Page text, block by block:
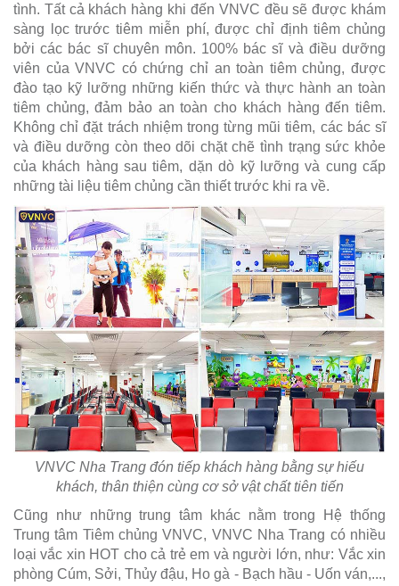
tình. Tất cả khách hàng khi đến VNVC đều sẽ được khám
sàng lọc trước tiêm miễn phí, được chỉ định tiêm chủng
bởi các bác sĩ chuyên môn. 100% bác sĩ và điều dưỡng
viên của VNVC có chứng chỉ an toàn tiêm chủng, được
đào tạo kỹ lưỡng những kiến thức và thực hành an toàn
tiêm chủng, đảm bảo an toàn cho khách hàng đến tiêm.
Không chỉ đặt trách nhiệm trong từng mũi tiêm, các bác sĩ
và điều dưỡng còn theo dõi chặt chẽ tình trạng sức khỏe
của khách hàng sau tiêm, dặn dò kỹ lưỡng và cung cấp
những tài liệu tiêm chủng cần thiết trước khi ra về.
VNVC Nha Trang đón tiếp khách hàng bằng sự hiếu
khách, thân thiện cùng cơ sở vật chất tiên tiến
Cũng như những trung tâm khác nằm trong Hệ thống
Trung tâm Tiêm chủng VNVC, VNVC Nha Trang có nhiều
loại vắc xin HOT cho cả trẻ em và người lớn, như: Vắc xin
phòng Cúm, Sởi, Thủy đậu, Ho gà - Bạch hầu - Uốn ván,...,